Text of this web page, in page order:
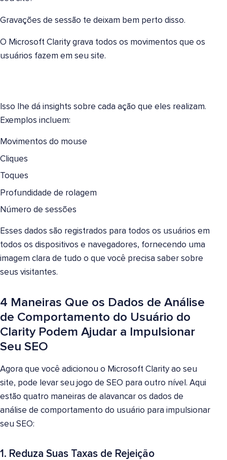
Gravações de sessão te deixam bem perto disso.
O Microsoft Clarity grava todos os movimentos que os
usuários fazem em seu site.
Isso lhe dá insights sobre cada ação que eles realizam.
Exemplos incluem:
Movimentos do mouse
Cliques
Toques
Profundidade de rolagem
Número de sessões
Esses dados são registrados para todos os usuários em
todos os dispositivos e navegadores, fornecendo uma
imagem clara de tudo o que você precisa saber sobre
seus visitantes.
4 Maneiras Que os Dados de Análise
de Comportamento do Usuário do
Clarity Podem Ajudar a Impulsionar
Seu SEO
Agora que você adicionou o Microsoft Clarity ao seu
site, pode levar seu jogo de SEO para outro nível. Aqui
estão quatro maneiras de alavancar os dados de
análise de comportamento do usuário para impulsionar
seu SEO:
1. Reduza Suas Taxas de Rejeição